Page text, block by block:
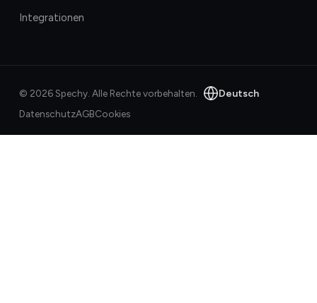
Integrationen
© 2026Spechy. Alle Rechte vorbehalten. Deutsch
DatenschutzAGBCookies